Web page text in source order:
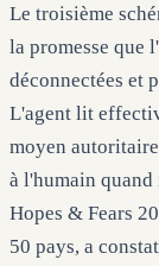
Le troisième
la promesse que
déconnectées et
L'agent lit
moyen
à l'humain
Hopes & Fears
50 pays, a